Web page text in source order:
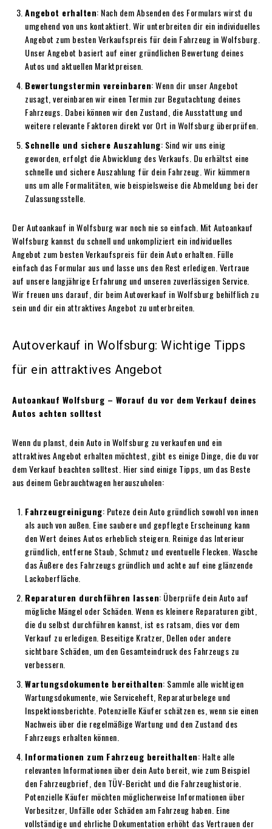
Angebot erhalten: Nach dem Absenden des Formulars wirst du
umgehend von uns kontaktiert. Wir unterbreiten dir ein individuelles
Angebot zum besten Verkaufspreis für dein Fahrzeug in Wolfsburg.
Unser Angebot basiert auf einer gründlichen Bewertung deines
Autos und aktuellen Marktpreisen.
Bewertungstermin vereinbaren: Wenn dir unser Angebot
zusagt, vereinbaren wir einen Termin zur Begutachtung deines
Fahrzeugs. Dabei können wir den Zustand, die Ausstattung und
weitere relevante Faktoren direkt vor Ort in Wolfsburg überprüfen.
Schnelle und sichere Auszahlung: Sind wir uns einig
geworden, erfolgt die Abwicklung des Verkaufs. Du erhältst eine
schnelle und sichere Auszahlung für dein Fahrzeug. Wir kümmern
uns um alle Formalitäten, wie beispielsweise die Abmeldung bei der
Zulassungsstelle.
Der Autoankauf in Wolfsburg war noch nie so einfach. Mit Autoankauf
Wolfsburg kannst du schnell und unkompliziert ein individuelles
Angebot zum besten Verkaufspreis für dein Auto erhalten. Fülle
einfach das Formular aus und lasse uns den Rest erledigen. Vertraue
auf unsere langjährige Erfahrung und unseren zuverlässigen Service.
Wir freuen uns darauf, dir beim Autoverkauf in Wolfsburg behilflich zu
sein und dir ein attraktives Angebot zu unterbreiten.
Autoverkauf in Wolfsburg: Wichtige Tipps
für ein attraktives Angebot
Autoankauf Wolfsburg – Worauf du vor dem Verkauf deines
Autos achten solltest
Wenn du planst, dein Auto in Wolfsburg zu verkaufen und ein
attraktives Angebot erhalten möchtest, gibt es einige Dinge, die du vor
dem Verkauf beachten solltest. Hier sind einige Tipps, um das Beste
aus deinem Gebrauchtwagen herauszuholen:
Fahrzeugreinigung: Puteze dein Auto gründlich sowohl von innen
als auch von außen. Eine saubere und gepflegte Erscheinung kann
den Wert deines Autos erheblich steigern. Reinige das Interieur
gründlich, entferne Staub, Schmutz und eventuelle Flecken. Wasche
das Äußere des Fahrzeugs gründlich und achte auf eine glänzende
Lackoberfläche.
Reparaturen durchführen lassen: Überprüfe dein Auto auf
mögliche Mängel oder Schäden. Wenn es kleinere Reparaturen gibt,
die du selbst durchführen kannst, ist es ratsam, dies vor dem
Verkauf zu erledigen. Beseitige Kratzer, Dellen oder andere
sichtbare Schäden, um den Gesamteindruck des Fahrzeugs zu
verbessern.
Wartungsdokumente bereithalten: Sammle alle wichtigen
Wartungsdokumente, wie Serviceheft, Reparaturbelege und
Inspektionsberichte. Potenzielle Käufer schätzen es, wenn sie einen
Nachweis über die regelmäßige Wartung und den Zustand des
Fahrzeugs erhalten können.
Informationen zum Fahrzeug bereithalten: Halte alle
relevanten Informationen über dein Auto bereit, wie zum Beispiel
den Fahrzeugbrief, den TÜV-Bericht und die Fahrzeughistorie.
Potenzielle Käufer möchten möglicherweise Informationen über
Vorbesitzer, Unfälle oder Schäden am Fahrzeug haben. Eine
vollständige und ehrliche Dokumentation erhöht das Vertrauen der